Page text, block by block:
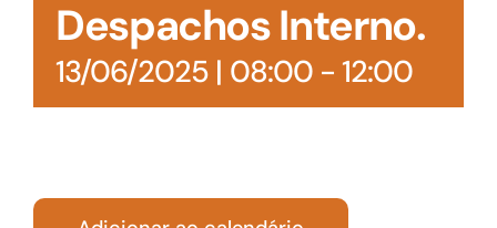
Despachos Interno.
13/06/2025 | 08:00- 12:00